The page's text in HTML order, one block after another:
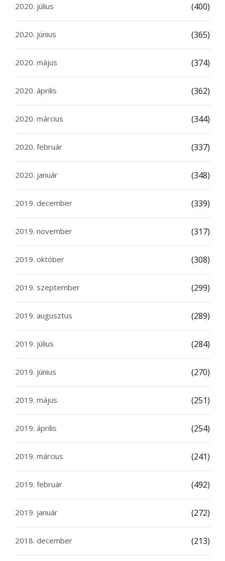
2020. július (400)
2020. június (365)
2020. május (374)
2020. április (362)
2020. március (344)
2020. február (337)
2020. január (348)
2019. december (339)
2019. november (317)
2019. október (308)
2019. szeptember (299)
2019. augusztus (289)
2019. július (284)
2019. június (270)
2019. május (251)
2019. április (254)
2019. március (241)
2019. február (492)
2019. január (272)
2018. december (213)